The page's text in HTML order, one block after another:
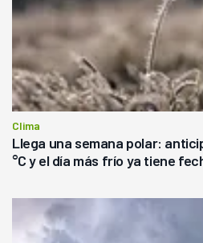
Clima
Llega una semana polar:
°C y el día más frío ya tiene